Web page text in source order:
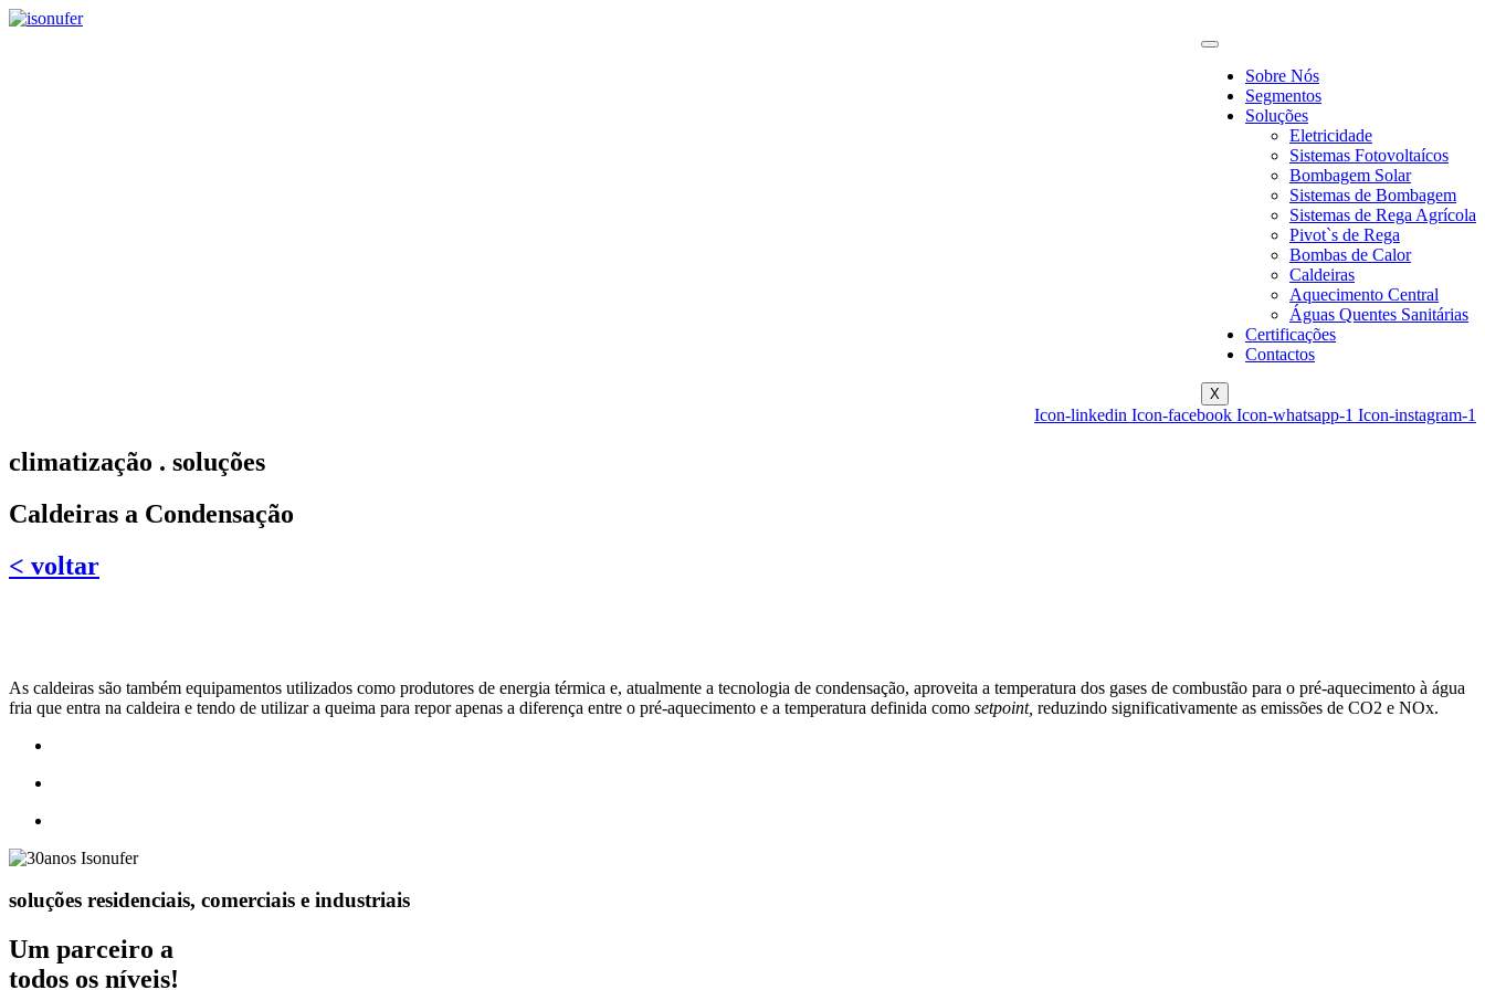
Sobre Nós
Segmentos
Soluções
Eletricidade
Sistemas Fotovoltaícos
Bombagem Solar
Sistemas de Bombagem
Sistemas de Rega Agrícola
Pivot`s de Rega
Bombas de Calor
Caldeiras
Aquecimento Central
Águas Quentes Sanitárias
Certificações
Contactos
X
Icon-linkedin Icon-facebook Icon-whatsapp-1 Icon-instagram-1
climatização . soluções
Caldeiras a Condensação
< voltar
As caldeiras são também equipamentos utilizados como produtores de energia térmica e, atualmente a tecnologia de condensação, aproveita a temperatura dos gases de combustão para o pré-aquecimento à água
fria que entra na caldeira e tendo de utilizar a queima para repor apenas a diferença entre o pré-aquecimento e a temperatura definida como setpoint, reduzindo significativamente as emissões de CO2 e NOx.
soluções residenciais, comerciais e industriais
Um parceiro a
todos os níveis!